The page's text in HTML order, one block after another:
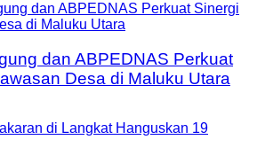
dan ABPEDNAS Perkuat
Desa di Maluku Utara